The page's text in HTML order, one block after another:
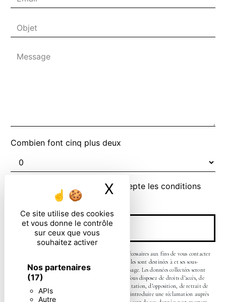
Ce site utilise des cookies
et vous donne le contrôle
sur ceux que vous
souhaitez activer
Nos partenaires
(17)
APIs
Autre
X Masquer le
Combien font cinq plus deux
En cochant cette case, j'accepte les conditions
particulières ci-dessous **
ENVOYER
** Les données personnelles communiquées sont nécessaires aux fins de vous contacter
et sont enregistrées dans un fichier informatisé. Elles sont destinées à et ses sous-
traitants dans le seul but de répondre à votre message. Les données collectées seront
communiquées aux seuls destinataires suivants: . Vous disposez de droits d’accès, de
rectification, d’effacement, de portabilité, de limitation, d’opposition, de retrait de
votre consentement à tout moment et du droit d’introduire une réclamation auprès